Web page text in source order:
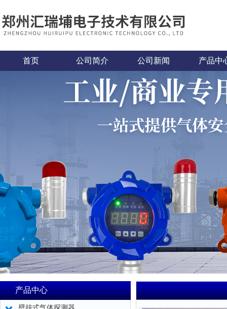
首页 公司简介 公司新闻 产品中
产品中心